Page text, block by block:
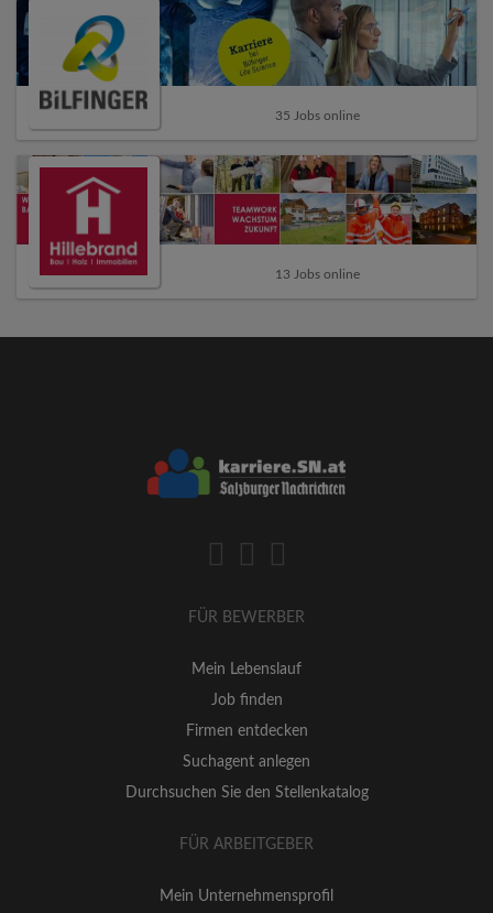
35 Jobs online
13 Jobs online
FÜR BEWERBER
Mein Lebenslauf
Job finden
Firmen entdecken
Suchagent anlegen
Durchsuchen Sie den Stellenkatalog
FÜR ARBEITGEBER
Mein Unternehmensprofil